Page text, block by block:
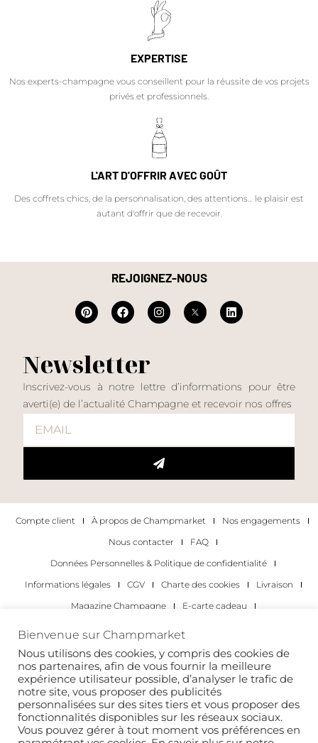
EXPERTISE
Nos experts-champagne vous conseillent pour la réussite de vos projets
privés et professionnels.
L'ART D'OFFRIR AVEC GOÛT
Des coffrets chics, de la personnalisation, des attentions… le plaisir est
autant d'offrir que de recevoir.
REJOIGNEZ-NOUS
Newsletter
Inscrivez-vous à notre lettre d’informations pour être
averti(e) de l’actualité Champagne et recevoir nos offres
Compte client À propos de Champmarket
Nos engagements
Nous contacter
FAQ
Données Personnelles & Politique de confidentialité
Informations légales
CGV Charte des cookies
Livraison
Magazine Champagne
E-carte cadeau
Les occasions pour déguster du champagne
Pour les particuliers
Pour les entreprises
Copyright 2022 © tous droits réservés. Champmarket.
Bienvenue sur Champmarket
Nous utilisons des cookies, y compris des cookies de
nos partenaires, afin de vous fournir la meilleure
expérience utilisateur possible, d’analyser le trafic de
notre site, vous proposer des publicités
personnalisées sur des sites tiers et vous proposer des
fonctionnalités disponibles sur les réseaux sociaux.
Vous pouvez gérer à tout moment vos préférences en